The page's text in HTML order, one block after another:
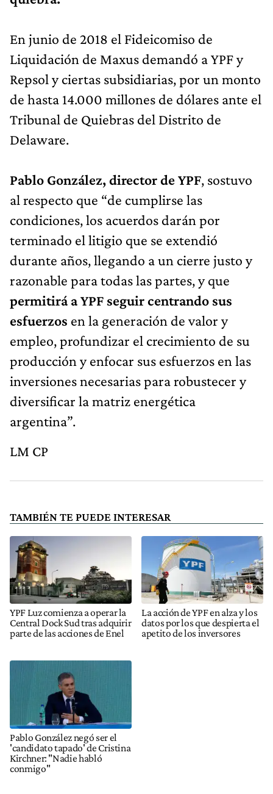
En junio de 2018 el Fideicomiso de
Liquidación de Maxus demandó a YPF y
Repsol y ciertas subsidiarias, por un monto
de hasta 14.000 millones de dólares ante el
Tribunal de Quiebras del Distrito de
Delaware.
Pablo González, director de YPF, sostuvo
al respecto que “de cumplirse las
condiciones, los acuerdos darán por
terminado el litigio que se extendió
durante años, llegando a un cierre justo y
razonable para todas las partes, y que
permitirá a YPF seguir centrando sus
esfuerzos en la generación de valor y
empleo, profundizar el crecimiento de su
producción y enfocar sus esfuerzos en las
inversiones necesarias para robustecer y
diversificar la matriz energética
argentina”.
LM CP
TAMBIÉN TE PUEDE INTERESAR
YPF Luz comienza a operar la
Central Dock Sud tras adquirir
parte de las acciones de Enel
La acción de YPF en alza y los
datos por los que despierta el
apetito de los inversores
Pablo González negó ser el
'candidato tapado' de Cristina
Kirchner: "Nadie habló
conmigo"